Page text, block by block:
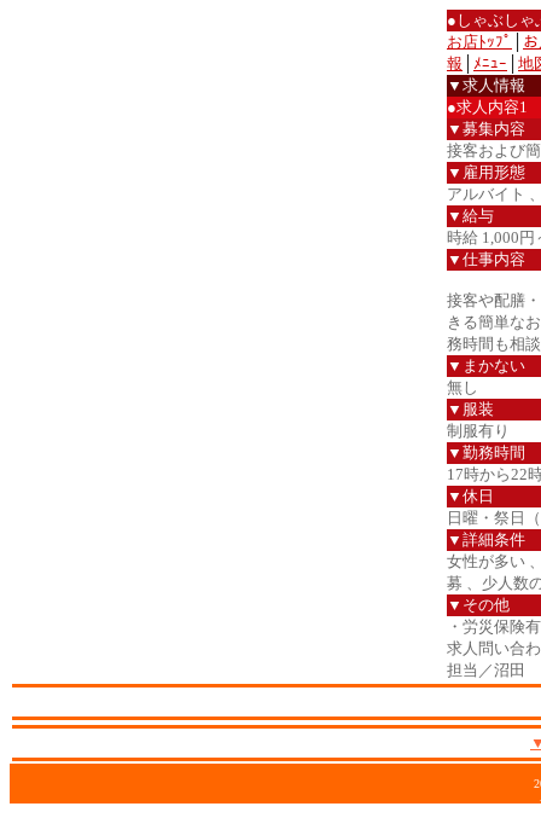
●しゃぶし
お店ﾄｯﾌﾟ
報
ﾒﾆｭｰ
地
▼求人情報
●求人内容1
▼募集内容
接客および
▼雇用形態
アルバイト
▼給与
時給 1,000円
▼仕事内容
接客や配膳
きる簡単な
務時間も相
▼まかない
無し
▼服装
制服有り
▼勤務時間
17時から22
▼休日
日曜・祭日
▼詳細条件
女性が多い
募 、少人数
▼その他
・労災保険
求人問い合
担当／沼田